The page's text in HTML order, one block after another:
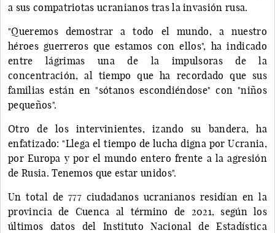
a sus compatriotas ucranianos tras la invasión rusa.
"Queremos demostrar a todo el mundo, a nuestro
héroes guerreros que estamos con ellos", ha indicado
entre lágrimas una de la impulsoras de la
concentración, al tiempo que ha recordado que sus
familias están en "sótanos escondiéndose" con "niños
pequeños".
Otro de los intervinientes, izando su bandera, ha
enfatizado: "Llega el tiempo de lucha digna por Ucrania,
por Europa y por el mundo entero frente a la agresión
de Rusia. Tenemos que estar unidos".
Un total de 777 ciudadanos ucranianos residían en la
provincia de Cuenca al término de 2021, según los
últimos datos del Instituto Nacional de Estadística